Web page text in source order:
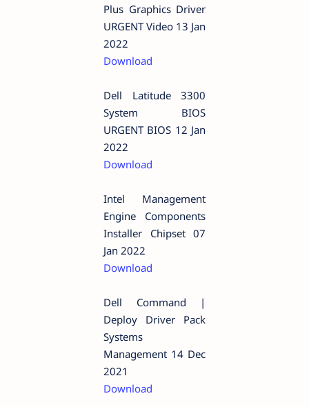
Plus Graphics Driver
URGENT Video 13 Jan
2022
Download
Dell Latitude 3300
System BIOS
URGENT BIOS 12 Jan
2022
Download
Intel Management
Engine Components
Installer Chipset 07
Jan 2022
Download
Dell Command |
Deploy Driver Pack
Systems
Management 14 Dec
2021
Download